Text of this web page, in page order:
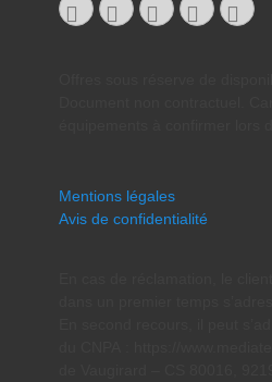
Facebook
Googleplus
E-
Instagram
Tél
Mentions légales
Avis de confidentialité